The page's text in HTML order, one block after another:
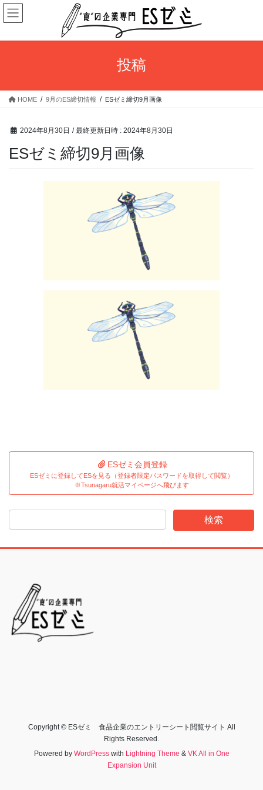
コ
ン
ン
キ
ナ
ビ
ー
に
投稿
HOME 9月のES締切情報 ESゼミ締切9月画像
2024年8月30日 / 最終更新日時 : 2024年8月30日
ESゼミ締切9月画像
ESゼミ会員登録
ESゼミに登録してESを見る（登録者限定パスワードを取得して閲覧）
※Tsunagaru就活マイページへ飛びます
Copyright © ESゼミ 食品企業のエントリーシート閲覧サイト All
Rights Reserved.
Powered by WordPresswith Lightning Theme & VK All in One
Expansion Unit